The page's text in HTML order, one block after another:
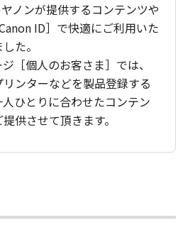
ノンが提供するコンテンツや
ID］で快適にご利用いた
た。
［個人のお客さま］では、
ンターなどを製品登録する
ひとりに合わせたコンテン
供させて頂きます。